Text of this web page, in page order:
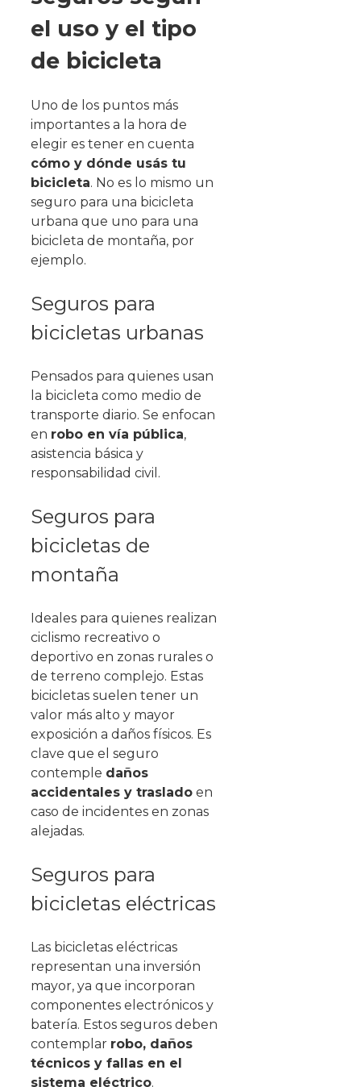
el uso y el tipo
de bicicleta
Uno de los puntos más
importantes a la hora de
elegir es tener en cuenta
cómo y dónde usás tu
bicicleta. No es lo mismo un
seguro para una bicicleta
urbana que uno para una
bicicleta de montaña, por
ejemplo.
Seguros para
bicicletas urbanas
Pensados para quienes usan
la bicicleta como medio de
transporte diario. Se enfocan
en robo en vía pública,
asistencia básica y
responsabilidad civil.
Seguros para
bicicletas de
montaña
Ideales para quienes realizan
ciclismo recreativo o
deportivo en zonas rurales o
de terreno complejo. Estas
bicicletas suelen tener un
valor más alto y mayor
exposición a daños físicos. Es
clave que el seguro
contemple daños
accidentales y traslado en
caso de incidentes en zonas
alejadas.
Seguros para
bicicletas eléctricas
Las bicicletas eléctricas
representan una inversión
mayor, ya que incorporan
componentes electrónicos y
batería. Estos seguros deben
contemplar robo, daños
técnicos y fallas en el
sistema eléctrico.